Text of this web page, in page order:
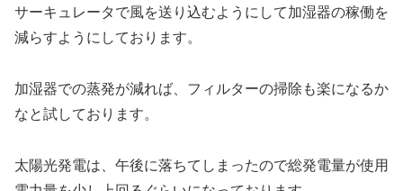
サーキュレータで風を送り込むようにして加湿器の稼働を
減らすようにしております。
加湿器での蒸発が減れば、フィルターの掃除も楽になるか
なと試しております。
太陽光発電は、午後に落ちてしまったので総発電量が使用